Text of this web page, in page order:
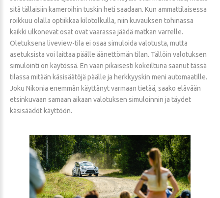
sitä tällaisiin kameroihin tuskin heti saadaan. Kun ammattilaisessa
roikkuu olalla optiikkaa kilotolkulla, niin kuvauksen tohinassa
kaikki ulkonevat osat ovat vaarassa jäädä matkan varrelle.
Oletuksena liveview-tila ei osaa simuloida valotusta, mutta
asetuksista voi laittaa päälle äänettömän tilan. Tällöin valotuksen
simulointi on käytössä. En vaan pikaisesti kokeiltuna saanut tässä
tilassa mitään käsisäätöjä päälle ja herkkyyskin meni automaatille.
Joku Nikonia enemmän käyttänyt varmaan tietää, saako elävään
etsinkuvaan samaan aikaan valotuksen simuloinnin ja täydet
käsisäädöt käyttöön.